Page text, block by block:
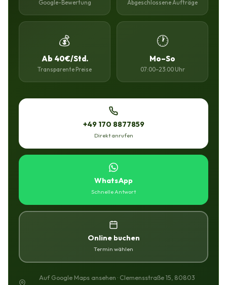
Google-Bewertung Abgeschlossene Aufträge
💰
Ab 40€/Std.
Transparente Preise
🕐
Mo–So
07:00–23:00 Uhr
+49 170 8877859
Direkt anrufen
WhatsApp
Schnelle Antwort
Online buchen
Termin wählen
Auf Google Maps ansehen · Clemensstraße 15, 80803